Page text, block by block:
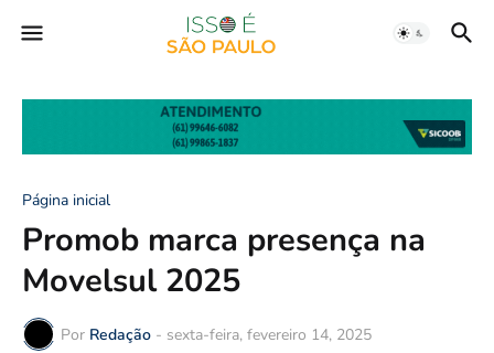
Página inicial
Promob marca presença na
Movelsul 2025
Por Redação - sexta-feira, fevereiro 14, 2025